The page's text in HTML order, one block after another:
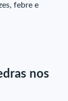
febre e
nos